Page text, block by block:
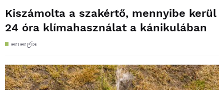
Kiszámolta a szakértő, mennyibe kerül
24 óra klímahasználat a kánikulában
energia